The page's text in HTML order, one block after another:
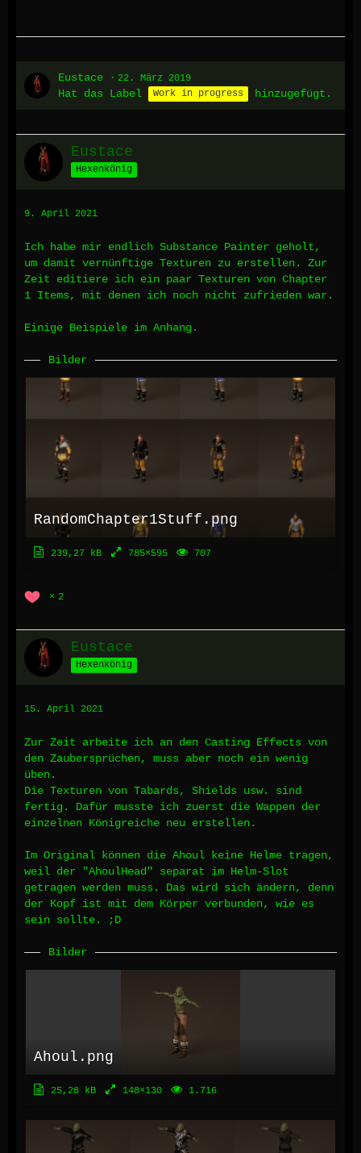
Eustace 22. März 2019
Hat das Label Work in progress hinzugefügt.
Eustace
Hexenkönig
9. April 2021
Ich habe mir endlich Substance Painter geholt,
um damit vernünftige Texturen zu erstellen. Zur
Zeit editiere ich ein paar Texturen von Chapter
1 Items, mit denen ich noch nicht zufrieden war.
Einige Beispiele im Anhang.
Bilder
RandomChapter1Stuff.png
239,27 kB 785×595 707
2
Eustace
Hexenkönig
15. April 2021
Zur Zeit arbeite ich an den Casting Effects von
den Zaubersprüchen, muss aber noch ein wenig
üben.
Die Texturen von Tabards, Shields usw. sind
fertig. Dafür musste ich zuerst die Wappen der
einzelnen Königreiche neu erstellen.
Im Original können die Ahoul keine Helme tragen,
weil der "AhoulHead" separat im Helm-Slot
getragen werden muss. Das wird sich ändern, denn
der Kopf ist mit dem Körper verbunden, wie es
sein sollte. ;D
Bilder
Ahoul.png
25,28 kB 148×130 1.716